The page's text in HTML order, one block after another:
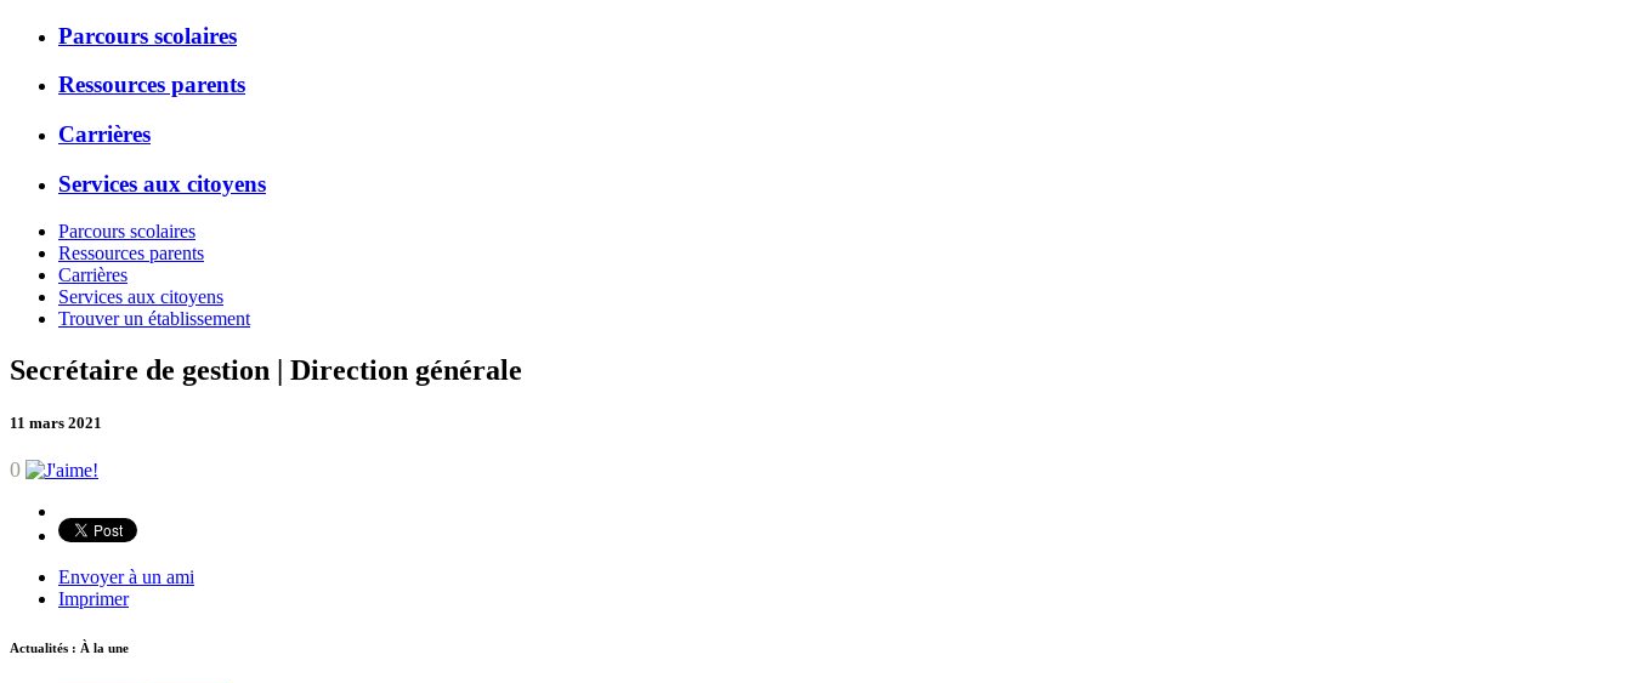
Parcours scolaires
Ressources parents
Carrières
Services aux citoyens
Parcours scolaires
Ressources parents
Carrières
Services aux citoyens
Trouver un établissement
Secrétaire de gestion | Direction générale
11 mars 2021
0
Envoyer à un ami
Imprimer
Actualités : À la une